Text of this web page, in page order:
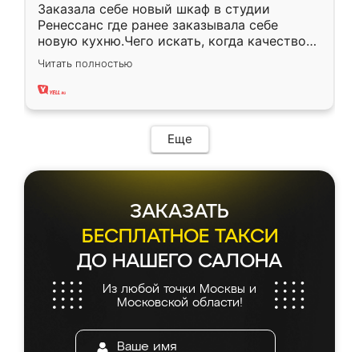
Заказала себе новый шкаф в студии
Ренессанс где ранее заказывала себе
новую кухню.Чего искать, когда качеством
вполне довольна. Служит кухня уже почти
два года, нареканий нет.
Читать полностью
Еще
ЗАКАЗАТЬ
БЕСПЛАТНОЕ ТАКСИ
ДО НАШЕГО САЛОНА
Из любой точки Москвы и
Московской области!